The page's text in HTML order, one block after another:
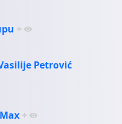
+
Petrović
+